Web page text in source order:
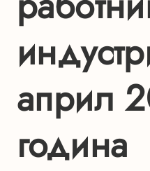
април
година